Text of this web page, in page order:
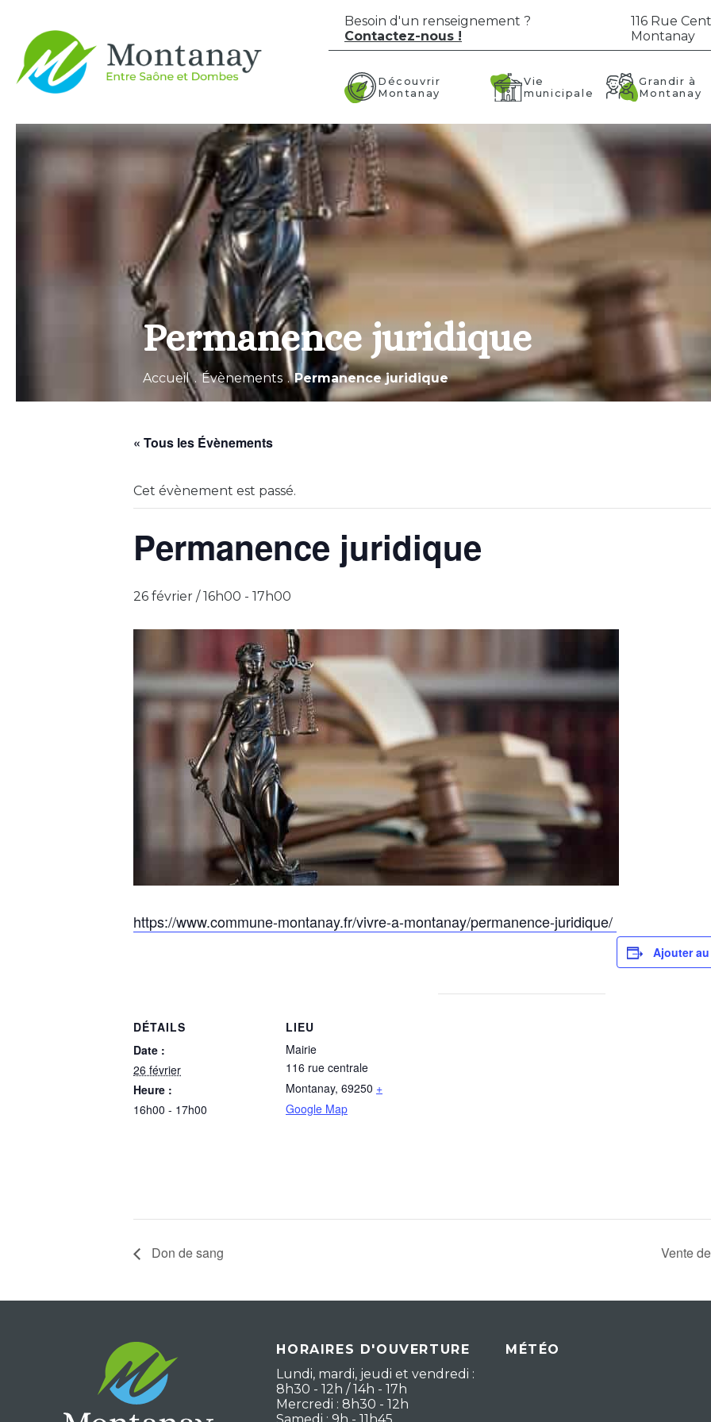
Besoin d'un renseignement ?
Contactez-nous !
116 Rue
Montanay
Découvrir
Montanay
Vie
municipale
Grandir à
Montanay
Permanence juridique
Accueil . Évènements . Permanence juridique
« Tous les Évènements
Cet évènement est passé.
Permanence juridique
26 février / 16h00 - 17h00
https://www.commune-montanay.fr/vivre-a-montanay/permanence-juridique/
Ajouter
DÉTAILS
Date :
26 février
Heure :
16h00 - 17h00
LIEU
Mairie
116 rue centrale
Montanay, 69250 +
Google Map
Don de sang Vente
HORAIRES D'OUVERTURE
Lundi, mardi, jeudi et vendredi :
8h30 - 12h / 14h - 17h
Mercredi : 8h30 - 12h
MÉTÉO